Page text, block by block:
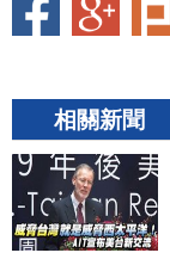
相關新聞